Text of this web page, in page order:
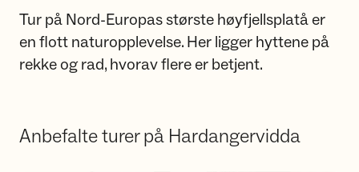
Tur på Nord-Europas største høyfjellsplatå er
en flott naturopplevelse. Her ligger hyttene på
rekke og rad, hvorav flere er betjent.
Anbefalte turer på Hardangervidda